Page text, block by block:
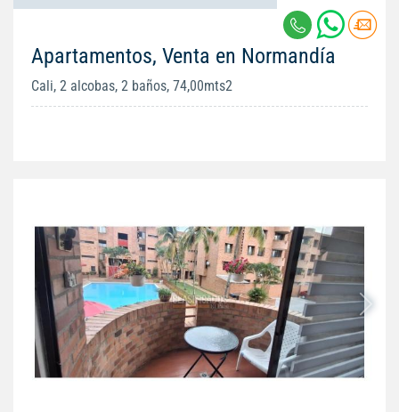
Apartamentos, Venta en Normandía
Cali, 2 alcobas, 2 baños, 74,00mts2